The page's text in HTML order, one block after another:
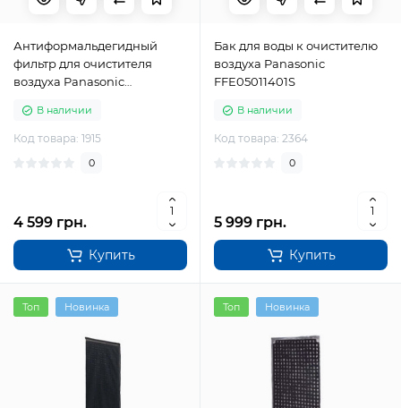
Антиформальдегидный
фильтр для очистителя
воздуха Panasonic
В наличии
Код товара: 1915
0
4 599 грн.
Купить
Бак для воды к очистителю
воздуха Panasonic
FFE05011401S
В наличии
Код товара: 2364
0
5 999 грн.
Купить
Топ Новинка Топ Новинка